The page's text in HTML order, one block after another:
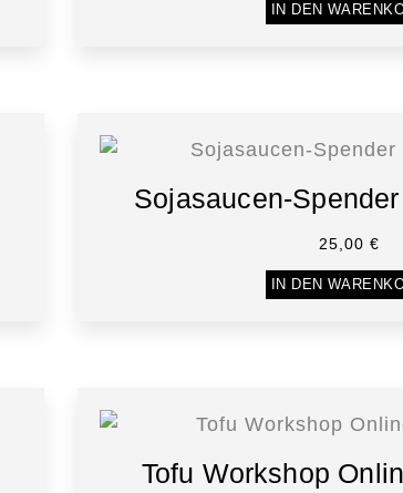
IN DEN
Sojasaucen-
25,00 €
IN DEN
Tofu Workshop